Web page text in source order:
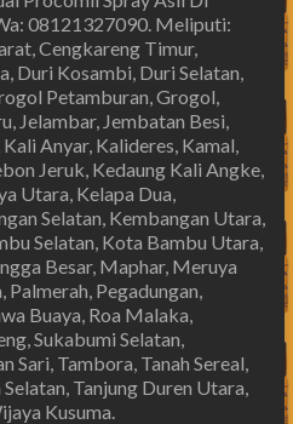
08121327090. Meliputi:
Cengkareng Timur,
Duri Kosambi, Duri Selatan,
Petamburan, Grogol,
Jelambar, Jembatan Besi,
Anyar, Kalideres, Kamal,
Jeruk, Kedaung Kali Angke,
Utara, Kelapa Dua,
Selatan, Kembangan Utara,
Selatan, Kota Bambu Utara,
Besar, Maphar, Meruya
Pegadungan,
Buaya, Roa Malaka,
Sukabumi Selatan,
Sari, Tambora, Tanah Sereal,
Tanjung Duren Utara,
Kusuma.